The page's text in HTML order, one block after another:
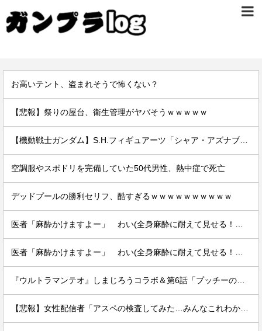
お高いテント、盗まれそうで怖くない？
【悲報】祭りの屋台、衛生管理がヤバそうｗｗｗｗｗ
空調服やスポドリを完備していた50代男性、熱中症で死亡
デッドプールの勝利セリフ、酷すぎるｗｗｗｗｗｗｗｗｗｗ